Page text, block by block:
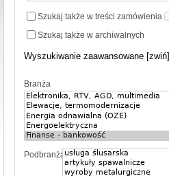
Szukaj także w treści zamówienia
Szukaj także w archiwalnych
Wyszukiwanie zaawansowane [zwiń]
Branża
Podbranża